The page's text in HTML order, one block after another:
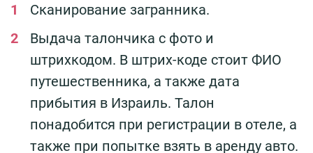
Сканирование загранника.
Выдача талончика с фото и
штрихкодом. В штрих-коде стоит ФИО
путешественника, а также дата
прибытия в Израиль. Талон
понадобится при регистрации в отеле, а
также при попытке взять в аренду авто.